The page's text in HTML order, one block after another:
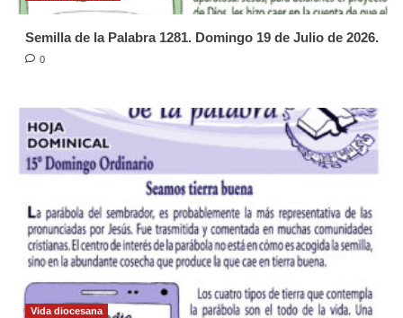
Semilla de la Palabra 1281. Domingo 19 de Julio de 2026.
0
Vida diocesana